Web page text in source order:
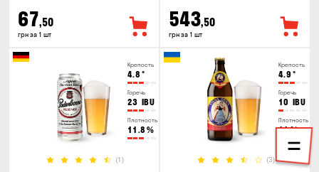
67,50
грн за 1 шт
543,50
грн за 1 шт
Крепость
4.8 °
Горечь
23 IBU
Плотность
11.8 %
(1)
Крепость
4.9 °
Горечь
10 IBU
Плотность
11%
(3)